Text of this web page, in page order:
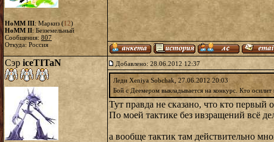
HoMM III: Маркиз (12)
HoMM II: Безземельный
Сообщения: 807
Откуда: Россия
Сэр iceTITaN Добавлено: 28.06.2012 12:37
Леди Xeniya Sobchak, 27.06.2012 20:03
Бой с Деемером выкладывается на конкурс. Кто
Тут правда не сказано, что кто первый
По моей тактике без ивзращений всё
а вообще тактик там действительно